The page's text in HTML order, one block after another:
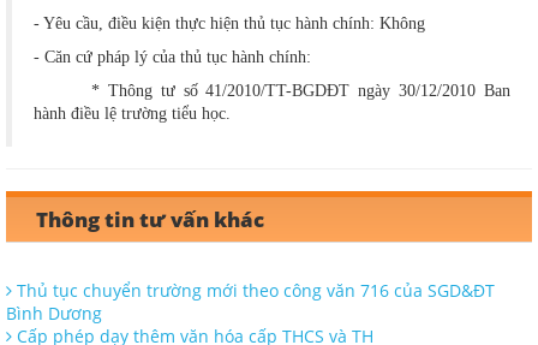
- Yêu cầu, điều kiện thực hiện thủ tục hành chính: Không
- Căn cứ pháp lý của thủ tục hành chính:
* Thông tư số 41/2010/TT-BGDĐT ngày 30/12/2010 Ban
hành điều lệ trường tiểu học.
Thông tin tư vấn khác
Thủ tục chuyển trường mới theo công văn 716 của SGD&ĐT
Bình Dương
Cấp phép dạy thêm văn hóa cấp THCS và TH